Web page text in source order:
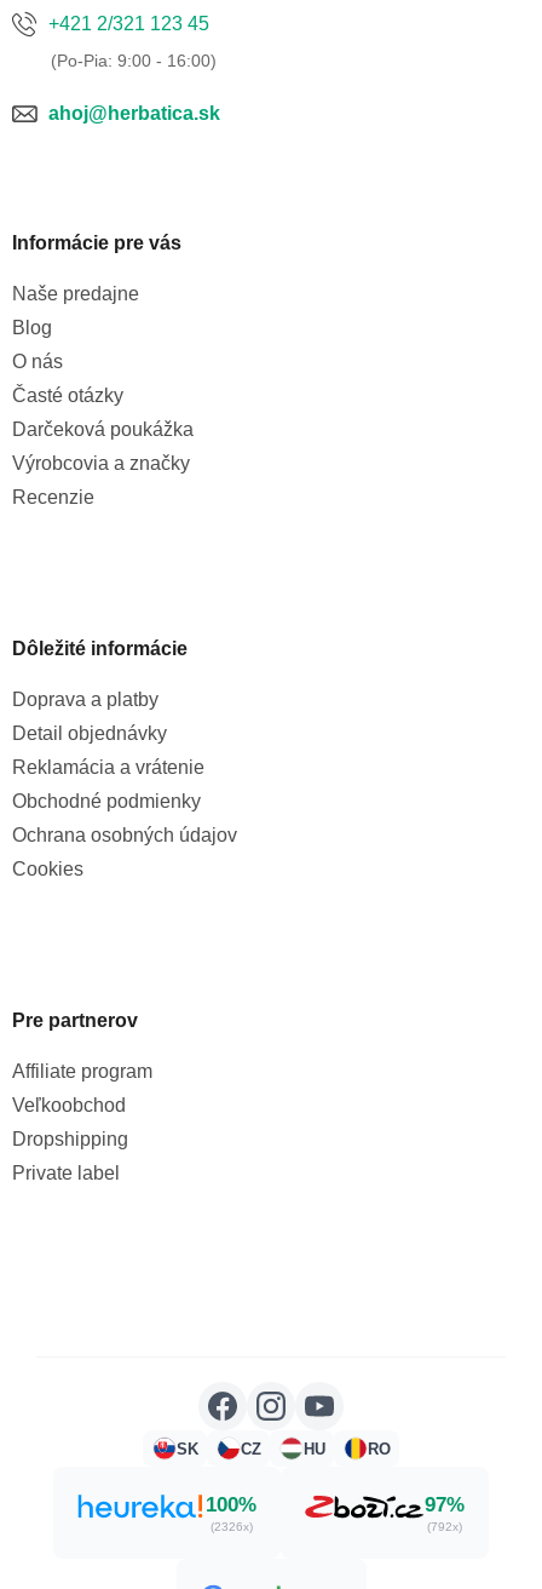
+421 2/321 123 45
ahoj@herbatica.sk
Informácie pre vás
Naše predajne
Blog
O nás
Časté otázky
Darčeková poukážka
Výrobcovia a značky
Recenzie
Dôležité informácie
Doprava a platby
Detail objednávky
Reklamácia a vrátenie
Obchodné podmienky
Ochrana osobných údajov
Cookies
Pre partnerov
Affiliate program
Veľkoobchod
Dropshipping
Private label
SK CZ HU RO
100%
(2326x)
97%
(792x)